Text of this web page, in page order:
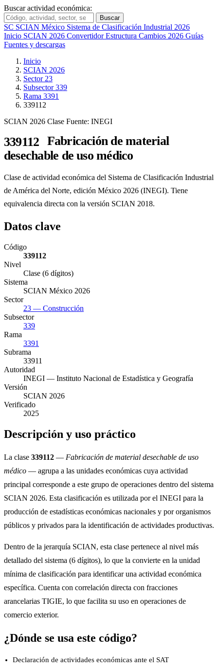
Buscar actividad económica:
Buscar
SC SCIAN México Sistema de Clasificación Industrial 2026
Inicio SCIAN 2026 ConvertidorEstructura Cambios 2026 Guías
Fuentes y descargas
Inicio
SCIAN 2026
Sector 23
Subsector 339
Rama 3391
339112
SCIAN 2026 Clase Fuente: INEGI
339112 Fabricación de material
desechable de uso médico
Clase de actividad económica del Sistema de Clasificación Industrial
de América del Norte, edición México 2026 (INEGI). Tiene
equivalencia directa con la versión SCIAN 2018.
Datos clave
Código
339112
Nivel
Clase (6 dígitos)
Sistema
SCIAN México 2026
Sector
23 — Construcción
Subsector
339
Rama
3391
Subrama
33911
Autoridad
INEGI — Instituto Nacional de Estadística y Geografía
Versión
SCIAN 2026
Verificado
2025
Descripción y uso práctico
La clase 339112 — Fabricación de material desechable de uso
médico — agrupa a las unidades económicas cuya actividad
principal corresponde a este grupo de operaciones dentro del sistema
SCIAN 2026. Esta clasificación es utilizada por el INEGI para la
producción de estadísticas económicas nacionales y por organismos
públicos y privados para la identificación de actividades productivas.
Dentro de la jerarquía SCIAN, esta clase pertenece al nivel más
detallado del sistema (6 dígitos), lo que la convierte en la unidad
mínima de clasificación para identificar una actividad económica
específica. Cuenta con correlación directa con fracciones
arancelarias TIGIE, lo que facilita su uso en operaciones de
comercio exterior.
¿Dónde se usa este código?
Declaración de actividades económicas ante el SAT